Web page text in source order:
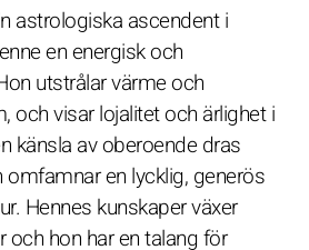
astrologiska ascendent i
en energisk och
utstrålar värme och
och visar lojalitet och ärlighet i
känsla av oberoende dras
en lycklig, generös
Hennes kunskaper växer
och hon har en talang för